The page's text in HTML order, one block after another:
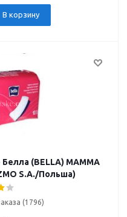
В корзину
(BELLA) MAMMA
S.A./Польша)
(1796)